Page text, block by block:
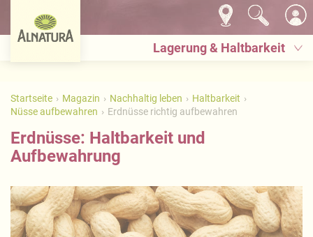
Lagerung & Haltbarkeit
Startseite Magazin Nachhaltig leben
Haltbarkeit
Nüsse aufbewahren
Erdnüsse richtig aufbewahren
Erdnüsse: Haltbarkeit und
Aufbewahrung